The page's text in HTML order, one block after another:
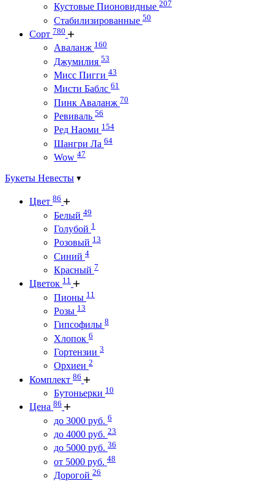
Кустовые Пионовидные 207
Стабилизированные 50
Сорт 780
Аваланж 160
Джумилия 53
Мисс Пигги 43
Мисти Баблс 61
Пинк Аваланж 70
Ревиваль 56
Ред Наоми 154
Шангри Ла 64
Wow 47
Букеты Невесты
Цвет 86
Белый 49
Голубой 1
Розовый 13
Синий 4
Красный 7
Цветок 11
Пионы 11
Розы 13
Гипсофилы 8
Хлопок 6
Гортензии 3
Орхиеи 2
Комплект 86
Бутоньерки 10
Цена 86
до 3000 руб. 6
до 4000 руб. 23
до 5000 руб. 36
от 5000 руб. 48
Дорогой 26